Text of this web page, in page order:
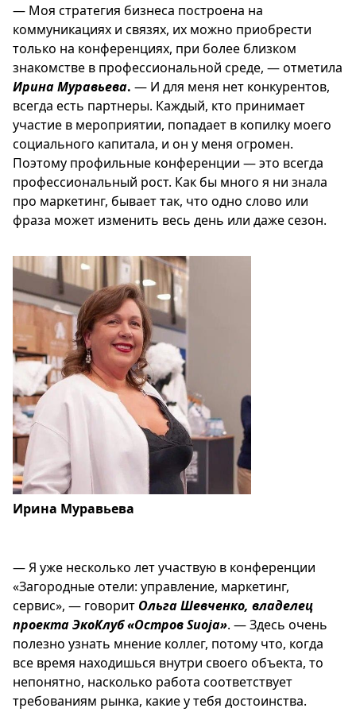
— Моя стратегия бизнеса построена на
коммуникациях и связях, их можно приобрести
только на конференциях, при более близком
знакомстве в профессиональной среде, — отметила
Ирина Муравьева. — И для меня нет конкурентов,
всегда есть партнеры. Каждый, кто принимает
участие в мероприятии, попадает в копилку моего
социального капитала, и он у меня огромен.
Поэтому профильные конференции — это всегда
профессиональный рост. Как бы много я ни знала
про маркетинг, бывает так, что одно слово или
фраза может изменить весь день или даже сезон.
Ирина Муравьева
— Я уже несколько лет участвую в конференции
«Загородные отели: управление, маркетинг,
сервис», — говорит Ольга Шевченко, владелец
проекта ЭкоКлуб «Остров Suoja». — Здесь очень
полезно узнать мнение коллег, потому что, когда
все время находишься внутри своего объекта, то
непонятно, насколько работа соответствует
требованиям рынка, какие у тебя достоинства.